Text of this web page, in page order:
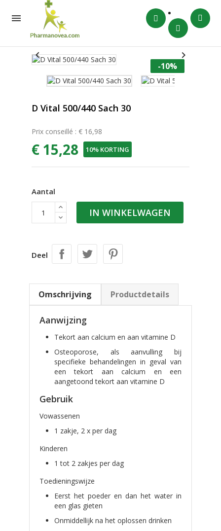

-10%
 
D Vital 500/440 Sach 30
Prix conseillé : € 16,98
€ 15,28 10% KORTING
Aantal
IN WINKELWAGEN
Deel
Omschrijving Productdetails
Aanwijzing
Tekort aan calcium en aan vitamine D
Osteoporose, als aanvulling bij
specifieke behandelingen in geval van
een tekort aan calcium en een
aangetoond tekort aan vitamine D
Gebruik
Vowassenen
1 zakje, 2 x per dag
Kinderen
1 tot 2 zakjes per dag
Toedieningswijze
Eerst het poeder en dan het water in
een glas gieten
Onmiddellijk na het oplossen drinken